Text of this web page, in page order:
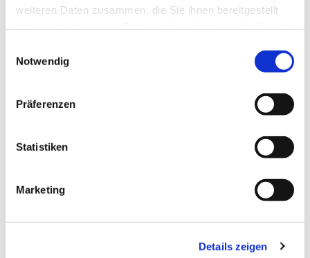
weiteren Daten zusammen, die Sie ihnen bereitgestellt
Notwendig
Präferenzen
Statistiken
Marketing
Details zeigen